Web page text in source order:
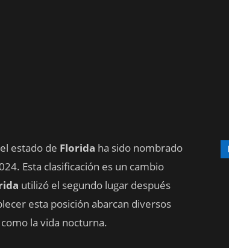
estado de Florida ha sido nombrado
Esta clasificación es un cambio
utilizó el segundo lugar después
esta posición abarcan diversos
la vida nocturna.